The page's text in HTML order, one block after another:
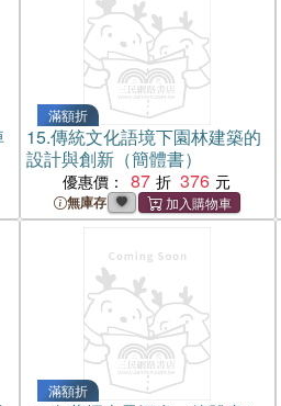
滿額折
15.傳統文化語境下園林建築的
設計與創新（簡體書）
優惠價： 87 376
無庫存
滿額折